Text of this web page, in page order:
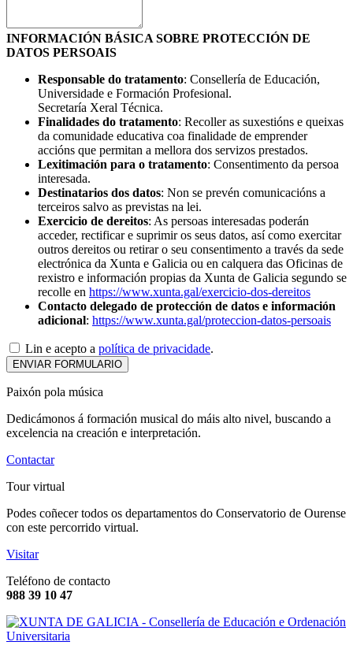
INFORMACIÓN BÁSICA SOBRE PROTECCIÓN DE
DATOS PERSOAIS
Responsable do tratamento: Consellería de Educación,
Universidade e Formación Profesional.
Secretaría Xeral Técnica.
Finalidades do tratamento: Recoller as suxestións e queixas
da comunidade educativa coa finalidade de emprender
accións que permitan a mellora dos servizos prestados.
Lexitimación para o tratamento: Consentimento da persoa
interesada.
Destinatarios dos datos: Non se prevén comunicacións a
terceiros salvo as previstas na lei.
Exercicio de dereitos: As persoas interesadas poderán
acceder, rectificar e suprimir os seus datos, así como exercitar
outros dereitos ou retirar o seu consentimento a través da sede
electrónica da Xunta e Galicia ou en calquera das Oficinas de
rexistro e información propias da Xunta de Galicia segundo se
recolle en https://www.xunta.gal/exercicio-dos-dereitos
Contacto delegado de protección de datos e información
adicional: https://www.xunta.gal/proteccion-datos-persoais
Lin e acepto a política de privacidade.
Paixón pola música
Dedicámonos á formación musical do máis alto nivel, buscando a
excelencia na creación e interpretación.
Contactar
Tour virtual
Podes coñecer todos os departamentos do Conservatorio de Ourense
con este percorrido virtual.
Visitar
Teléfono de contacto
988 39 10 47